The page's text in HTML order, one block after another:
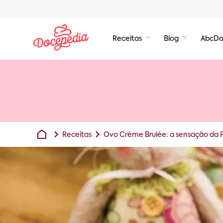
Receitas Blog
Receitas Ovo Crème Brulée: a sensação da